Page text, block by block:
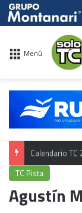
Menú
Calendario TC
TC Pista
Agustín